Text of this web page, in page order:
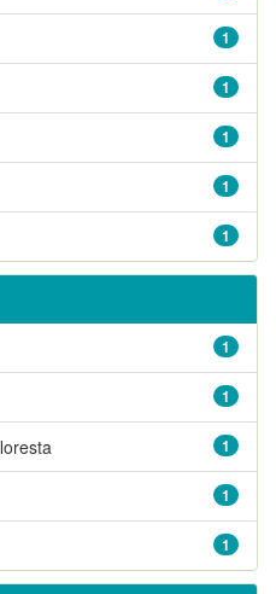
1
1
1
1
1
1
1
1
1
1